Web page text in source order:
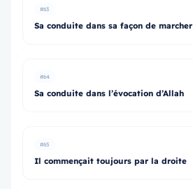
#63
Sa conduite dans sa façon de marcher
#64
Sa conduite dans l’évocation d’Allah
#65
Il commençait toujours par la droite